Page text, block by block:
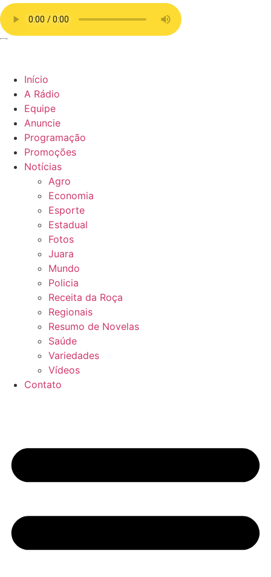
Início
A Rádio
Equipe
Anuncie
Programação
Promoções
Notícias
Agro
Economia
Esporte
Estadual
Fotos
Juara
Mundo
Policia
Receita da Roça
Regionais
Resumo de Novelas
Saúde
Variedades
Vídeos
Contato